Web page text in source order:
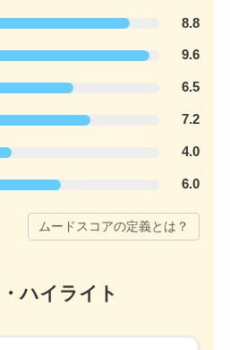
8.8
9.6
6.5
7.2
4.0
6.0
ムードスコアの定義とは？
ハイライト